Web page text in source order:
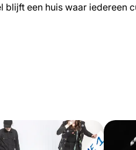
blijft een huis waar iedereen